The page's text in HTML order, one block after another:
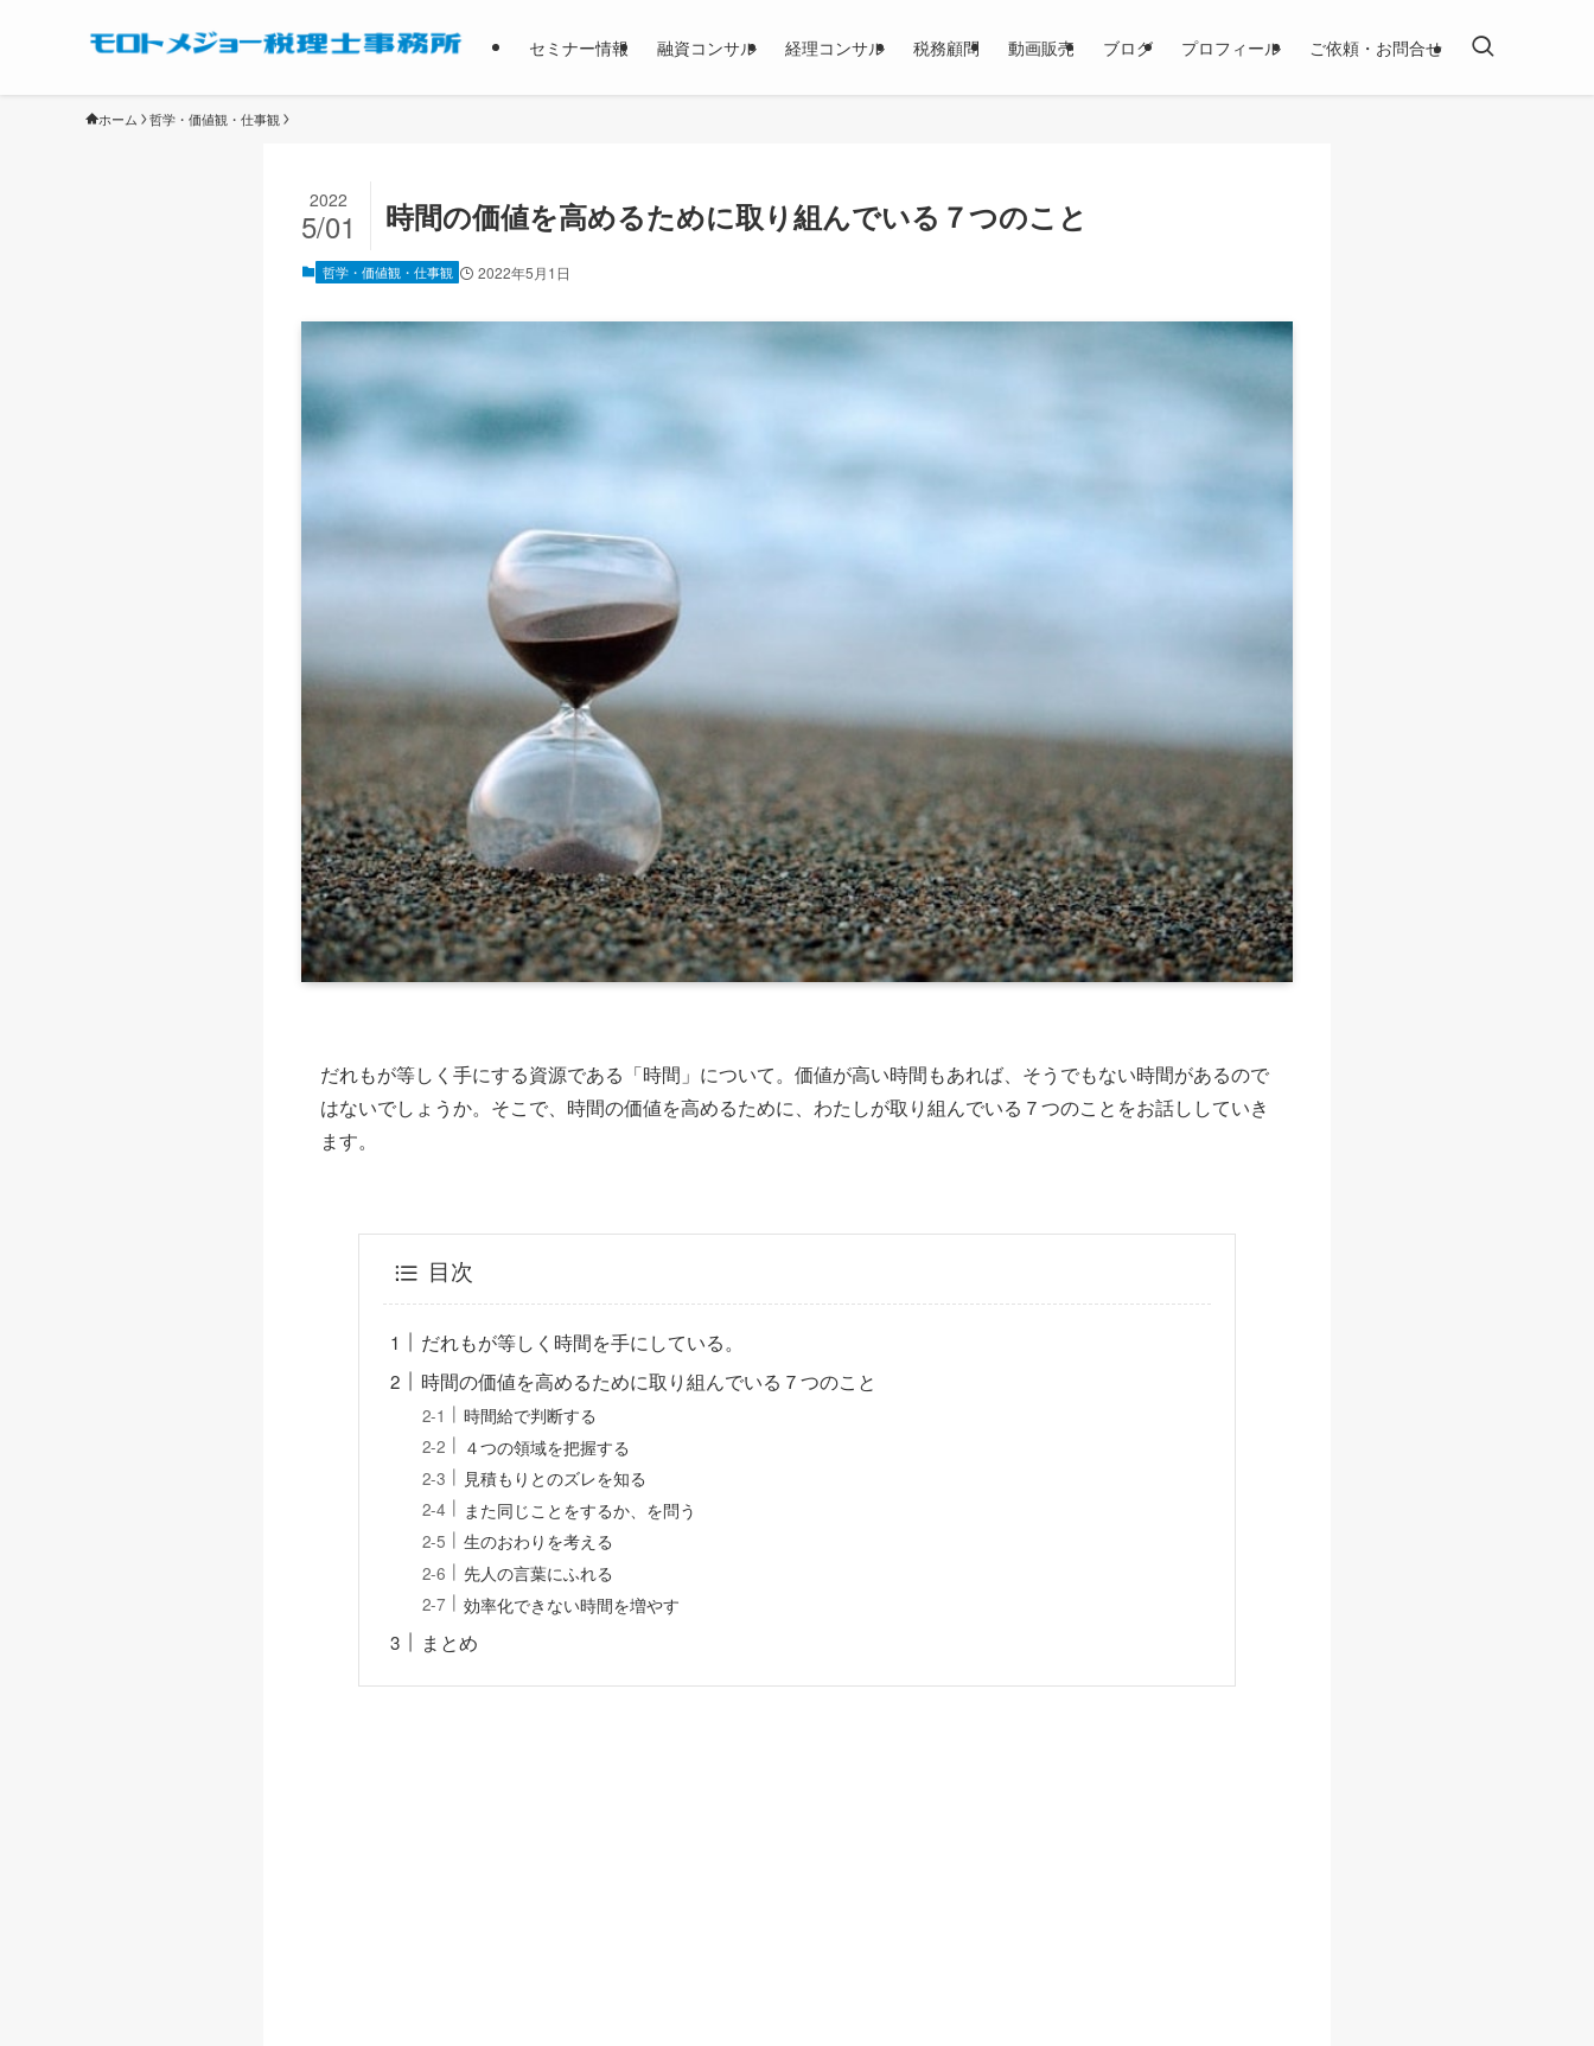
セミナー情報 融資コンサル 経理コンサル 税務顧問 動画販売 ブログ プロフィール ご依頼・お問合せ
ホーム 哲学・価値観・仕事観
時間の価値を高めるために取り組んでいる７つのこと
2022
5/01
哲学・価値観・仕事観 2022年5月1日
だれもが等しく手にする資源である「時間」について。価値が高い時間もあれば、そうでもない時間があるので
はないでしょうか。そこで、時間の価値を高めるために、わたしが取り組んでいる７つのことをお話ししていき
ます。
目次
だれもが等しく時間を手にしている。
時間の価値を高めるために取り組んでいる７つのこと
時間給で判断する
４つの領域を把握する
見積もりとのズレを知る
また同じことをするか、を問う
生のおわりを考える
先人の言葉にふれる
効率化できない時間を増やす
まとめ